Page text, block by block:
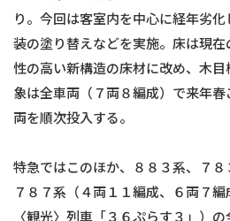
り。今回は客室内を中心に経年劣
装の塗り替えなどを実施。床は現
性の高い新構造の床材に改め、木
象は全車両（７両８編成）で来年
両を順次投入する。
特急ではこのほか、８８３系、７８
７８７系（４両１１編成、６両７
〈観光〉列車「３６ぷらす３」）